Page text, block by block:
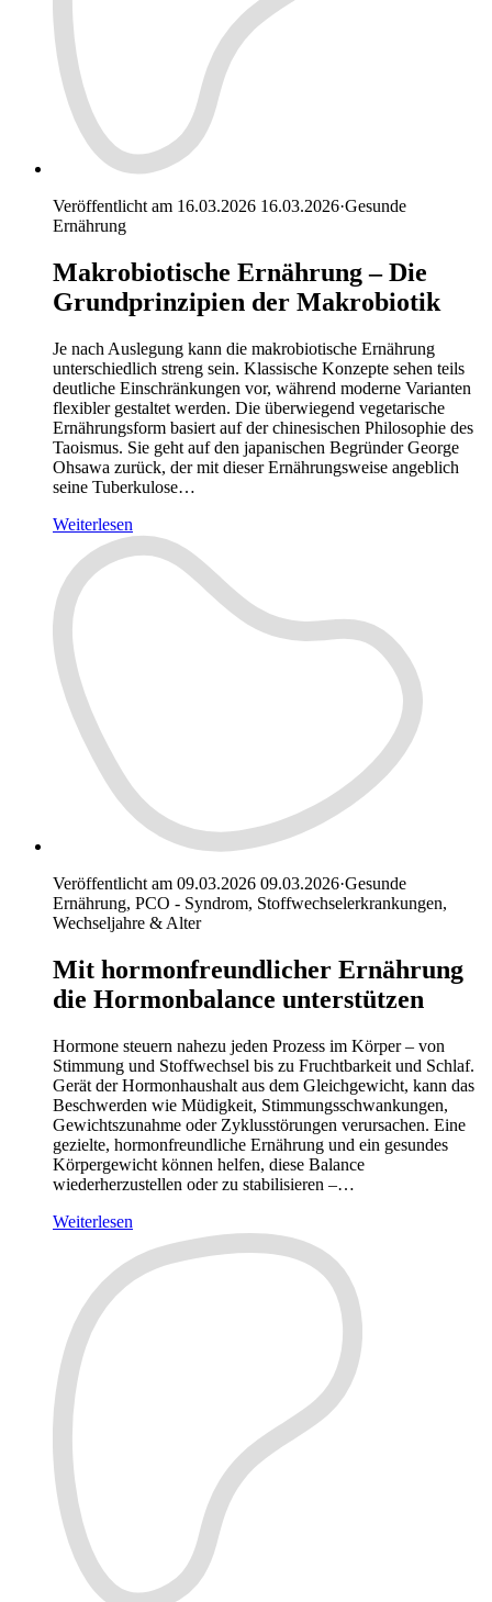
Veröffentlicht am 16.03.2026 16.03.2026·Gesunde
Ernährung
Makrobiotische Ernährung – Die
Grundprinzipien der Makrobiotik
Je nach Auslegung kann die makrobiotische Ernährung
unterschiedlich streng sein. Klassische Konzepte sehen teils
deutliche Einschränkungen vor, während moderne Varianten
flexibler gestaltet werden. Die überwiegend vegetarische
Ernährungsform basiert auf der chinesischen Philosophie des
Taoismus. Sie geht auf den japanischen Begründer George
Ohsawa zurück, der mit dieser Ernährungsweise angeblich
seine Tuberkulose…
Weiterlesen
Veröffentlicht am 09.03.2026 09.03.2026·Gesunde
Ernährung, PCO - Syndrom, Stoffwechselerkrankungen,
Wechseljahre & Alter
Mit hormonfreundlicher Ernährung
die Hormonbalance unterstützen
Hormone steuern nahezu jeden Prozess im Körper – von
Stimmung und Stoffwechsel bis zu Fruchtbarkeit und Schlaf.
Gerät der Hormonhaushalt aus dem Gleichgewicht, kann das
Beschwerden wie Müdigkeit, Stimmungsschwankungen,
Gewichtszunahme oder Zyklusstörungen verursachen. Eine
gezielte, hormonfreundliche Ernährung und ein gesundes
Körpergewicht können helfen, diese Balance
wiederherzustellen oder zu stabilisieren –…
Weiterlesen